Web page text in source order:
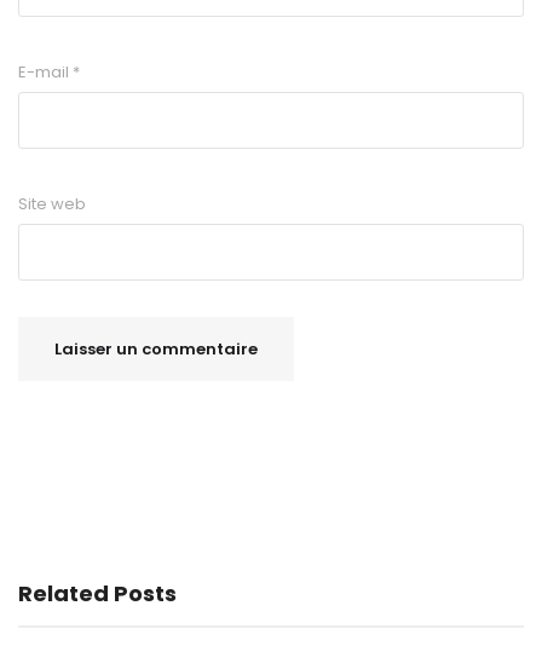
E-mail *
Site web
Related Posts